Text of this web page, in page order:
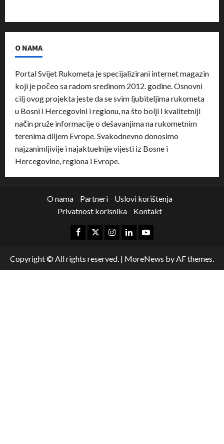
O NAMA
Portal Svijet Rukometa je specijalizirani internet magazin
koji je počeo sa radom sredinom 2012. godine. Osnovni
cilj ovog projekta jeste da se svim ljubiteljima rukometa
u Bosni i Hercegovini i regionu, na što bolji i kvalitetniji
način pruže informacije o dešavanjima na rukometnim
terenima diljem Evrope. Svakodnevno donosimo
najzanimljivije i najaktuelnije vijesti iz Bosne i
Hercegovine, regiona i Evrope.
O nama Partneri
Uslovi korištenja
Privatnost korisnika
Kontakt
Copyright © All rights reserved. | MoreNews by AF themes.